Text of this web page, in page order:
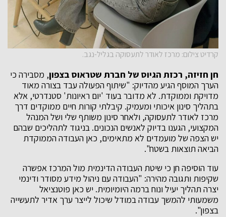
קרדיט צילום: מרכז לאודר לתעסוקה בגליל-נגב.
חן חזיזה, רכזת הגיוס של חברת שטראוס בצפון, מסבירה כי
הערך המוסף הגיע מהדיוק: "שיתוף הפעולה עבד בצורה מאוד
מדויקת וממוקדת. לא מדובר בעוד 'יום ראיונות' סטנדרטי, אלא
בתהליך סינון איכותי ומעמיק. קיבלתי קורות חיים ממוקדים דרך
מרכז לאודר לתעסוקה, ולאחר סינון משותף שלי ושל המנהל
המקצועי, הגענו בדיוק לאנשים הנכונים. בניגוד לתהליכים שבהם
יש הצפה של מועמדים לא מתאימים, כאן העבודה הממוקדת
הביאה תוצאות בשטח".
עוד הוסיפה חן כי שיטת העבודה הדינמית מול המרכז אפשרה
שקיפות ותגובה מהירה: "העבודה עם ניהול מידע מסודר ודינמי
יצרה תהליך יעיל ונוח ברמה היומיומית. יש כאן פוטנציאל
משמעותי להמשך עבודה במודל שיכול לייצר ערך אדיר לתעשייה
בצפון".